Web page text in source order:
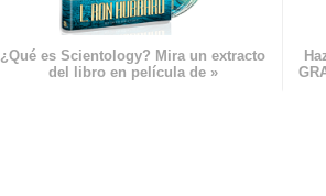
¿Qué es Scientology? Mira un extracto
del libro en película de »